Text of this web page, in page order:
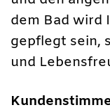
dem Bad wird
gepflegt sein,
und